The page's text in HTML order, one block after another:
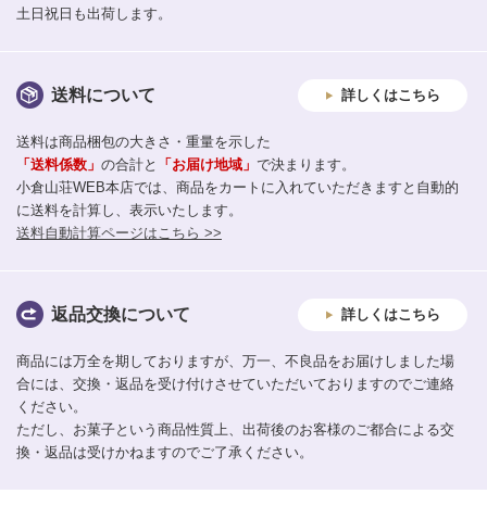
土日祝日も出荷します。
送料について 詳しくはこちら
送料は商品梱包の大きさ・重量を示した
「送料係数」 の合計と 「お届け地域」 で決まります。
小倉山荘WEB本店では、商品をカートに入れていただきますと自動的
に送料を計算し、表示いたします。
送料自動計算ページはこちら >>
返品交換について 詳しくはこちら
商品には万全を期しておりますが、万一、不良品をお届けしました場
合には、交換・返品を受け付けさせていただいておりますのでご連絡
ください。
ただし、お菓子という商品性質上、出荷後のお客様のご都合による交
換・返品は受けかねますのでご了承ください。